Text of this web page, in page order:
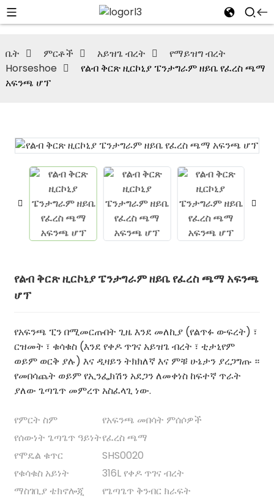
ቤት ምርቶች አይዝጌ ብረት
የማይዝግ ብረት
Horseshoe
የልብ ቅርጽ ዚርኮኒያ ፔንታግራም ዘይቤ የፈረስ ጫማ
አፍንጫ ሆፕ
የልብ ቅርጽ ዚርኮኒያ ፔንታግራም ዘይቤ የፈረስ ጫማ አፍንጫ
ሆፕ
የአፍንጫ ፒን በሚመርጡበት ጊዜ እንደ መለኪያ (የልጥፉ ውፍረት) ፣
ርዝመት ፣ ቁሳቁስ (እንደ የቀዶ ጥገና አይዝጌ ብረት ፣ ቲታኒየም
ወይም ወርቅ ያሉ) እና ዲዛይን ትክክለኛ እና ምቹ ሁኔታን ያረጋግጡ ።
የመበሳጨት ወይም የኢንፌክሽን አደጋን ለመቀነስ ከፍተኛ ጥራት
ያለው ጌጣጌጥ መምረጥ አስፈላጊ ነው.
የምርት ስም
የአፍንጫ መበሳት ምሰሶዎች
የሰውነት ጌጣጌጥ ዓይነትየፈረስ ጫማ
የሞዴል ቁጥር
SHS0020
የቁሳቁስ አይነት
316L የቀዶ ጥገና ብረት
ማስገቢያ ቴክኖሎጂ
የጌጣጌጥ ቅንብር ክራፍት